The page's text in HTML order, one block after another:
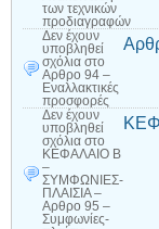
των τεχνικών
προδιαγραφών
Δεν έχουν
υποβληθεί
σχόλια στο
Αρθρο 94 –
Εναλλακτικές
προσφορές
Δεν έχουν
υποβληθεί
σχόλια στο
ΚΕΦΑΛΑΙΟ Β
–
ΣΥΜΦΩΝΙΕΣ-
ΠΛΑΙΣΙΑ –
Αρθρο 95 –
Συμφωνίες-